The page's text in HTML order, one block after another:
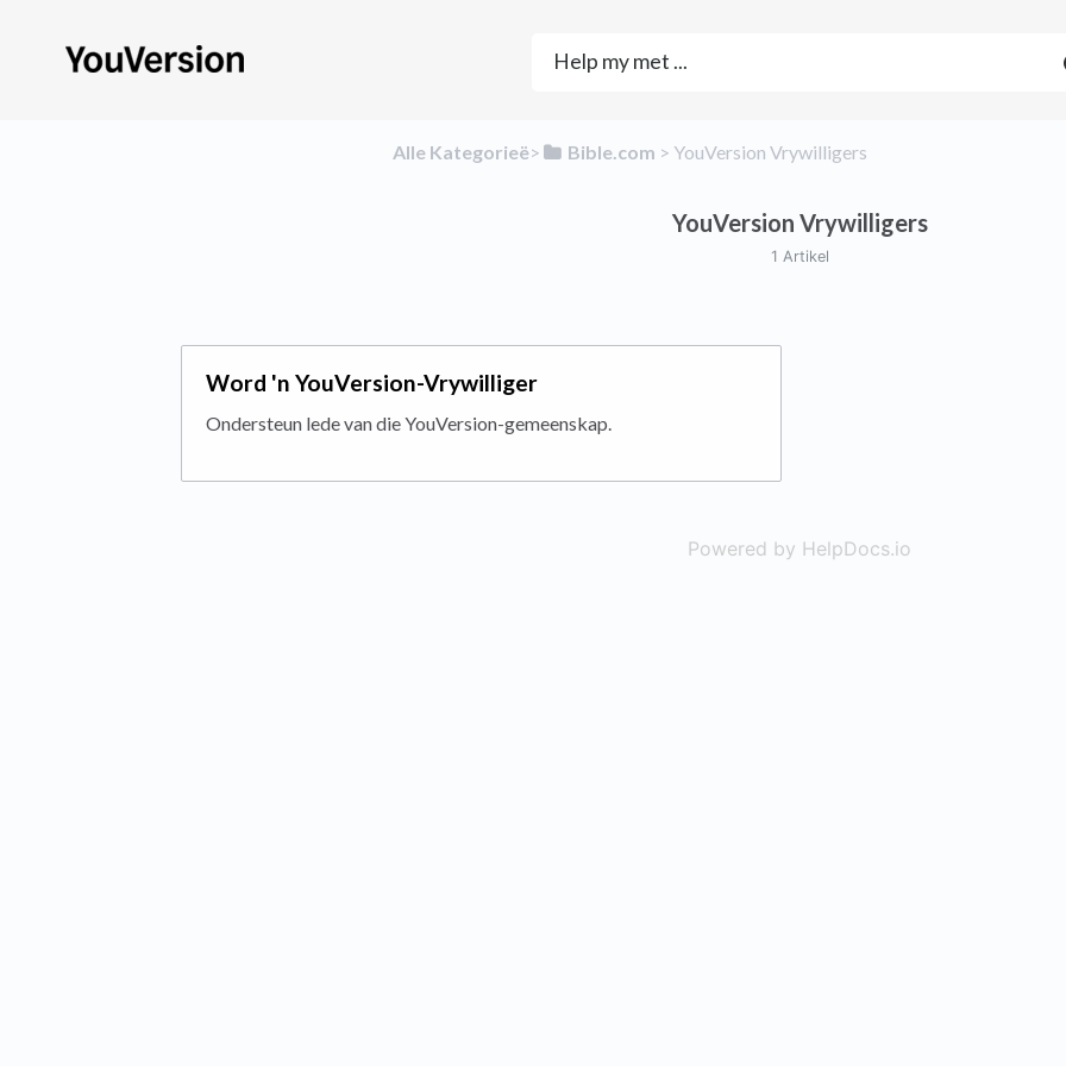
Alle Kategorieë​>​ ​Bible.com ​ > ​ ​YouVersion Vrywilligers
YouVersion Vrywilligers
1 Artikel
Word 'n YouVersion-Vrywilliger
Ondersteun lede van die YouVersion-gemeenskap.
Powered by HelpDocs.io